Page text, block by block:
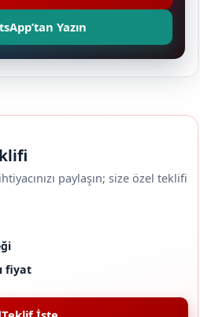
Yazın
paylaşın; size özel teklifi
fiyat